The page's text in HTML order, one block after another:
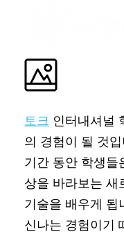
토크 인터내셔널
의 경험이 될 것
기간 동안 학생들
상을 바라보는 새
기술을 배우게 됩
신나는 경험이기